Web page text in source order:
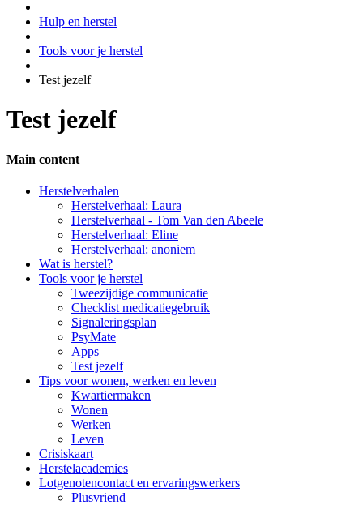
Hulp en herstel
Tools voor je herstel
Test jezelf
Test jezelf
Main content
Side
Navigation
Herstelverhalen
Herstelverhaal: Laura
Herstelverhaal - Tom Van den Abeele
Herstelverhaal: Eline
Herstelverhaal: anoniem
Wat is herstel?
Tools voor je herstel
Tweezijdige communicatie
Checklist medicatiegebruik
Signaleringsplan
PsyMate
Apps
Test jezelf
Tips voor wonen, werken en leven
Kwartiermaken
Wonen
Werken
Leven
Crisiskaart
Herstelacademies
Lotgenotencontact en ervaringswerkers
Plusvriend